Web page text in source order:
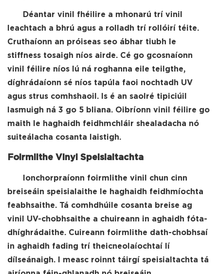
Déantar vinil fhéilire a mhonarú trí vinil
leachtach a bhrú agus a rolladh trí rollóirí téite.
Cruthaíonn an próiseas seo ábhar tiubh le
stiffness tosaigh níos airde. Cé go gcosnaíonn
vinil féilire níos lú ná roghanna eile teilgthe,
díghrádaíonn sé níos tapúla faoi nochtadh UV
agus strus comhshaoil. Is é an saolré tipiciúil
lasmuigh ná 3 go 5 bliana. Oibríonn vinil féilire go
maith le haghaidh feidhmchláir shealadacha nó
suiteálacha cosanta laistigh.
Foirmlithe Vinyl Speisialtachta
Ionchorpraíonn foirmlithe vinil chun cinn
breiseáin speisialaithe le haghaidh feidhmíochta
feabhsaithe. Tá comhdhúile cosanta breise ag
vinil UV-chobhsaithe a chuireann in aghaidh fóta-
dhíghrádaithe. Cuireann foirmlithe dath-chobhsaí
in aghaidh fading trí theicneolaíochtaí lí
dílseánaigh. I measc roinnt táirgí speisialtachta tá